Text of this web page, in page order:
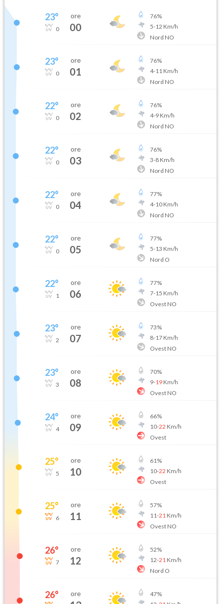
23°
0
ore
00
76%
5-12 Km/h
Nord NO
23°
0
ore
01
76%
4-11Km/h
Nord NO
22°
0
ore
02
76%
4-9Km/h
Nord NO
22°
0
ore
03
76%
3-8Km/h
Nord NO
22°
0
ore
04
77%
4-10Km/h
Nord NO
22°
0
ore
05
77%
5-13 Km/h
Nord O
22°
1
ore
06
77%
7-15 Km/h
Ovest NO
23°
2
ore
07
73%
8-17Km/h
Ovest NO
23°
3
ore
08
70%
9-19Km/h
Ovest NO
24°
4
ore
09
66%
10-22 Km/h
Ovest
25°
5
ore
10
61%
10-22 Km/h
Ovest
25°
6
ore
11
57%
11-21Km/h
Ovest NO
26°
7
ore
12
52%
12-21Km/h
Nord O
26° ore 47%